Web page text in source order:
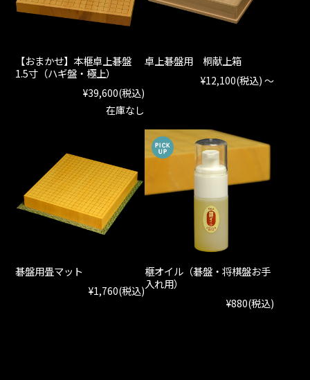
【おまかせ】本榧卓上碁盤
1.5寸（ハギ盤・極上）
¥39,600(税込)
在庫なし
卓上碁盤用 桐献上箱
¥12,100(税込) ～
碁盤用畳マット
¥1,760(税込)
榧オイル（碁盤・将棋盤お手
入れ用）
¥880(税込)